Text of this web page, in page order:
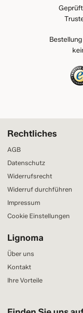
Rechtliches
AGB
Datenschutz
Widerrufsrecht
Widerruf durchführen
Impressum
Cookie Einstellungen
Lignoma
Über uns
Kontakt
Ihre Vorteile